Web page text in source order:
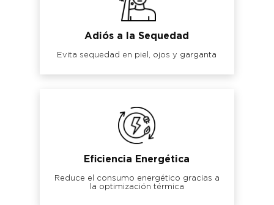
Adiós a la Sequedad
Evita sequedad en piel, ojos y garganta
Eficiencia Energética
Reduce el consumo energético gracias a
la optimización térmica